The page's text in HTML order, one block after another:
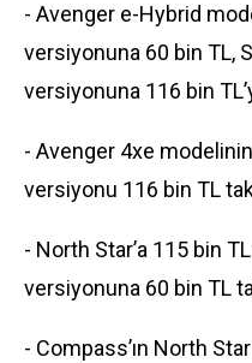
- Avenger e-Hybrid
versiyonuna 60 bin TL,
versiyonuna 116 bin
- Avenger 4xe
versiyonu 116 bin TL
- North Star’a 115 bin
versiyonuna 60 bin TL
- Compass’ın North